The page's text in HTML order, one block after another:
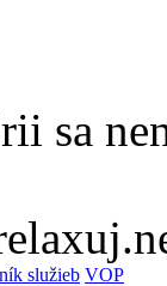
sa
služieb VOP